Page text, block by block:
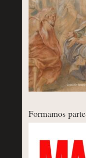
Formamos